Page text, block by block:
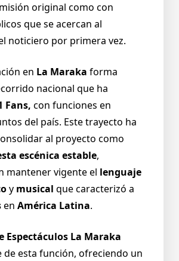
original como con
que se acercan al
noticiero por primera vez.
en La Maraka forma
nacional que ha
Fans, con funciones en
del país. Este trayecto ha
al proyecto como
escénica estable,
mantener vigente el lenguaje
y musical que caracterizó a
en América Latina.
Espectáculos La Maraka
de esta función, ofreciendo un